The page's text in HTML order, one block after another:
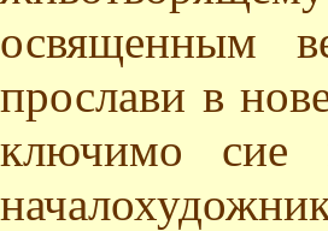
освященным
прослави в
ключимо сие